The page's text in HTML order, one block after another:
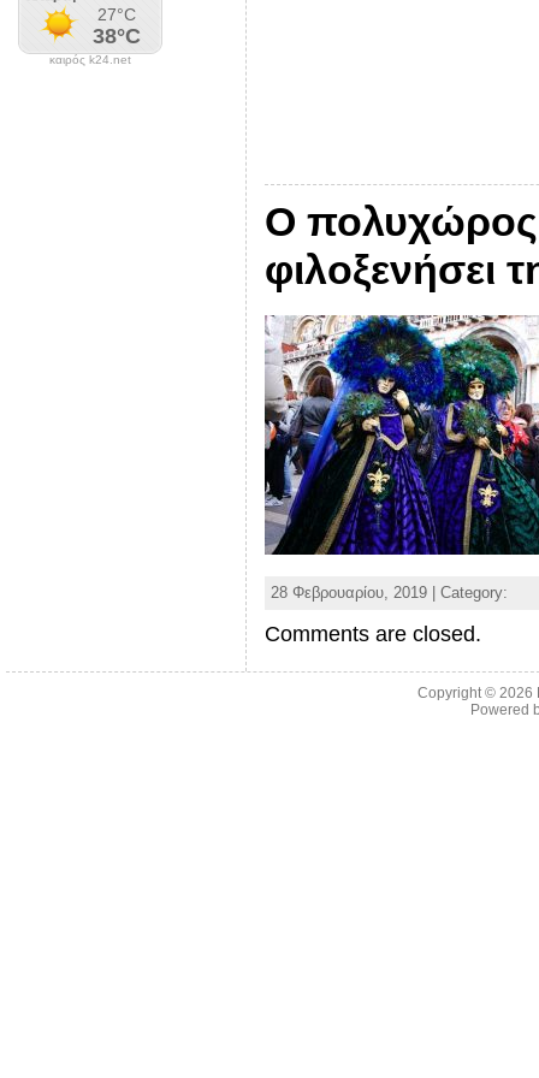
καιρός k24.net
Ο πολυχώρος
φιλοξενήσει
28 Φεβρουαρίου, 2019 | Category:
Comments are closed.
Copyright © 2026
Powered